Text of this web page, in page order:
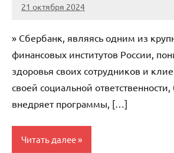
21 октября 2024
immo_navi_ru
Нет
» Сбербанк, являясь одним из
финансовых институтов России,
здоровья своих сотрудников и
своей социальной
внедряет программы, […]
Читать далее